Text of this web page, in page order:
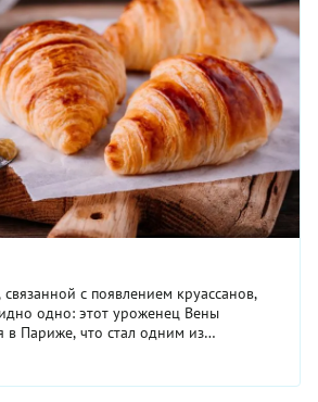
с появлением круассанов,
одно: этот уроженец Вены
в Париже, что стал одним из
Франции. Каков он, ...